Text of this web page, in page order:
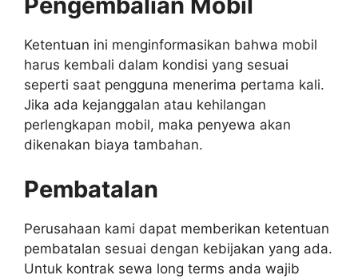
Ketentuan ini menginformasikan bahwa mobil
harus kembali dalam kondisi yang sesuai
seperti saat pengguna menerima pertama kali.
Jika ada kejanggalan atau kehilangan
perlengkapan mobil, maka penyewa akan
dikenakan biaya tambahan.
Pembatalan
Perusahaan kami dapat memberikan ketentuan
pembatalan sesuai dengan kebijakan yang ada.
Untuk kontrak sewa long terms anda wajib